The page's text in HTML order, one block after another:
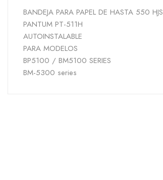
BANDEJA PARA PAPEL DE HASTA 550 HJS
PANTUM PT-511H
AUTOINSTALABLE
PARA MODELOS
BP5100 / BM5100 SERIES
BM-5300 series